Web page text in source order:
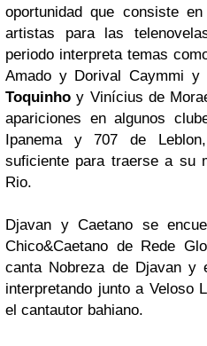
oportunidad que consiste
artistas para las
periodo interpreta temas
Amado y Dorival Caymmi y
Toquinho y Vinícius de
apariciones en algunos
Ipanemay707 de Leblon
suficiente para traerse a su
Rio.
Djavan y Caetano se
Chico&Caetano de Rede
canta Nobreza de Djavan y
interpretando junto a Veloso
el cantautor bahiano.